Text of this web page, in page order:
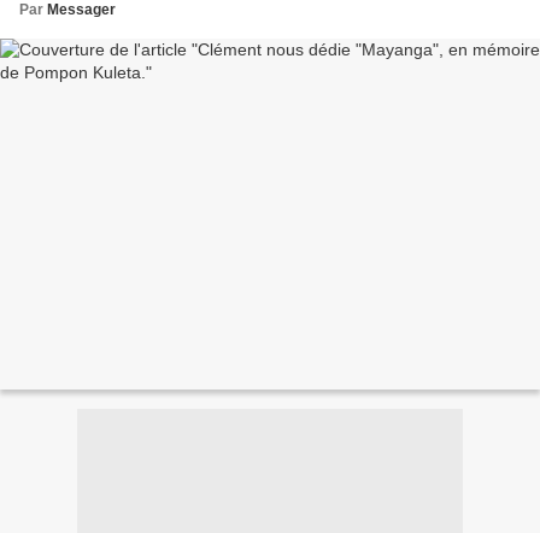
Par Messager